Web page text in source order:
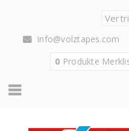
info@volztapes.com
0 Produkte